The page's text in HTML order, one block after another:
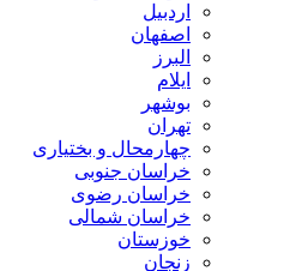
اردبیل
اصفهان
البرز
ایلام
بوشهر
تهران
چهارمحال و بختیاری
خراسان جنوبی
خراسان رضوی
خراسان شمالی
خوزستان
زنجان